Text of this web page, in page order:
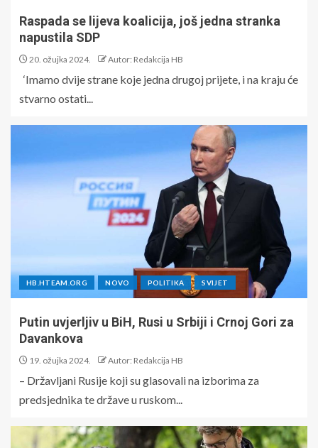
Raspada se lijeva koalicija, još jedna stranka
napustila SDP
20. ožujka 2024. Autor: Redakcija HB
‘Imamo dvije strane koje jedna drugoj prijete, i na kraju će
stvarno ostati...
HB.HTEAM.ORG NOVO POLITIKA SVIJET
Putin uvjerljiv u BiH, Rusi u Srbiji i Crnoj Gori za
Davankova
19. ožujka 2024. Autor: Redakcija HB
– Državljani Rusije koji su glasovali na izborima za
predsjednika te države u ruskom...